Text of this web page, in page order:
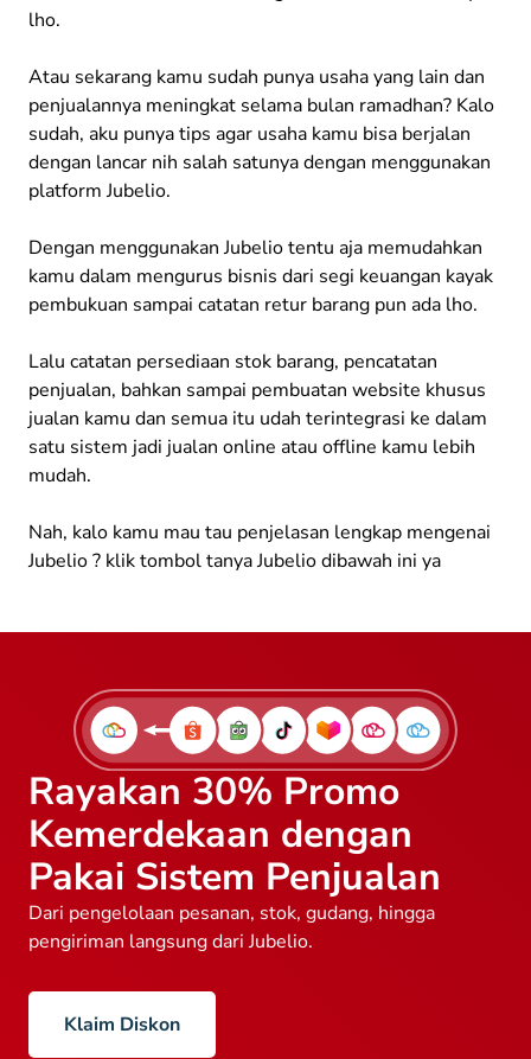
lho.
Atau sekarang kamu sudah punya usaha yang lain dan
penjualannya meningkat selama bulan ramadhan? Kalo
sudah, aku punya tips agar usaha kamu bisa berjalan
dengan lancar nih salah satunya dengan menggunakan
platform Jubelio.
Dengan menggunakan Jubelio tentu aja memudahkan
kamu dalam mengurus bisnis dari segi keuangan kayak
pembukuan sampai catatan retur barang pun ada lho.
Lalu catatan persediaan stok barang, pencatatan
penjualan, bahkan sampai pembuatan website khusus
jualan kamu dan semua itu udah terintegrasi ke dalam
satu sistem jadi jualan online atau offline kamu lebih
mudah.
Nah, kalo kamu mau tau penjelasan lengkap mengenai
Jubelio ? klik tombol tanya Jubelio dibawah ini ya
Rayakan 30% Promo
Kemerdekaan dengan
Pakai Sistem Penjualan
Dari pengelolaan pesanan, stok, gudang, hingga
pengiriman langsung dari Jubelio.
Klaim Diskon